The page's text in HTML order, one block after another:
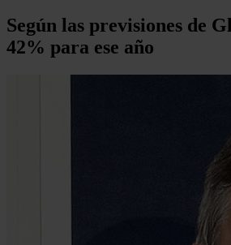
Según las previsiones de
42% para ese año